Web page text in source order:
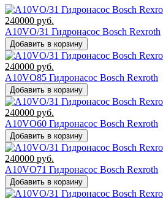
240000 руб.
A10VO/31 Гидронасос Bosch Rexroth
Добавить в корзину
240000 руб.
A10VO85 Гидронасос Bosch Rexroth
Добавить в корзину
240000 руб.
A10VO60 Гидронасос Bosch Rexroth
Добавить в корзину
240000 руб.
A10VO71 Гидронасос Bosch Rexroth
Добавить в корзину